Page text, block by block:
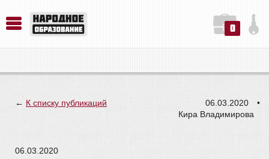
0
← К списку публикаций 06.03.2020
•
Кира Владимирова
06.03.2020